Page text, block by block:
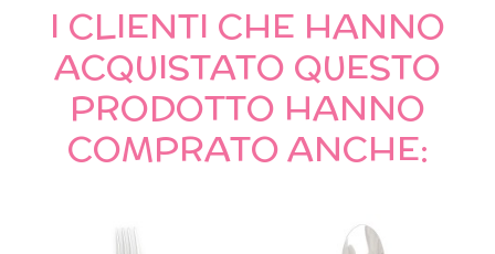
I CLIENTI CHE HANNO
ACQUISTATO QUESTO
PRODOTTO HANNO
COMPRATO ANCHE: